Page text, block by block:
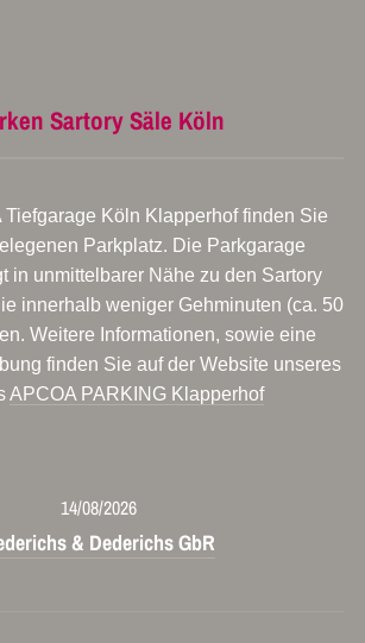
Sartory Säle Köln
Tiefgarage Köln Klapperhof finden Sie
Parkplatz. Die Parkgarage
in unmittelbarer Nähe zu den Sartory
innerhalb weniger Gehminuten (ca. 50
Weitere Informationen, sowie eine
finden Sie auf der Website unseres
APCOA PARKING Klapperhof
14/08/2026
& Dederichs GbR